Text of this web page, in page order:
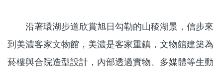
沿著環湖步道欣賞旭日勾勒的山稜湖景，信步來
到美濃客家文物館，美濃是客家重鎮，文物館建築為
菸樓與合院造型設計，內部透過實物、多媒體等生動